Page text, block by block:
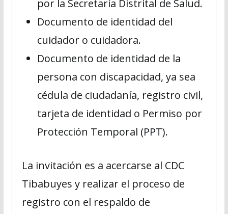
por la Secretaría Distrital de Salud.
Documento de identidad del
cuidador o cuidadora.
Documento de identidad de la
persona con discapacidad, ya sea
cédula de ciudadanía, registro civil,
tarjeta de identidad o Permiso por
Protección Temporal (PPT).
La invitación es a acercarse al CDC
Tibabuyes y realizar el proceso de
registro con el respaldo de